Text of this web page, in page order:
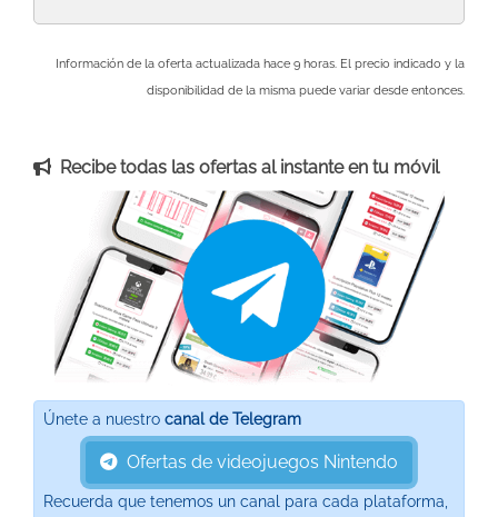
Información de la oferta actualizada hace 9 horas. El precio indicado y la
disponibilidad de la misma puede variar desde entonces.
Recibe todas las ofertas al instante en tu móvil
Únete a nuestro canal de Telegram
Ofertas de videojuegos Nintendo
Recuerda que tenemos un canal para cada plataforma,